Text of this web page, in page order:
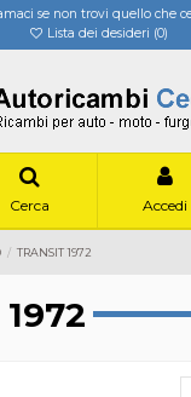
se non trovi quello che
Lista dei desideri (0)
Cerca Accedi
TRANSIT 1972